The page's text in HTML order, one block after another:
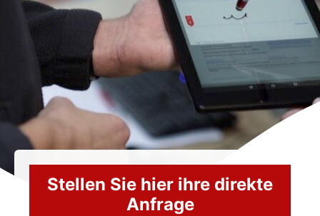
Stellen Sie hier ihre direkte
Anfrage